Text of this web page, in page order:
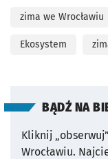
zima we Wrocławiu
Ekosystem
BĄDŹ NA
Kliknij
Wrocławiu.